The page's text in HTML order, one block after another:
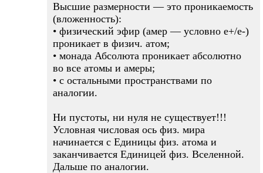
Высшие размерности — это проникаемость
(вложенность):
• физический эфир (амер — условно е+/е-)
проникает в физич. атом;
• монада Абсолюта проникает абсолютно
во все атомы и амеры;
• с остальными пространствами по
аналогии.
Ни пустоты, ни нуля не существует!!!
Условная числовая ось физ. мира
начинается с Единицы физ. атома и
заканчивается Единицей физ. Вселенной.
Дальше по аналогии.